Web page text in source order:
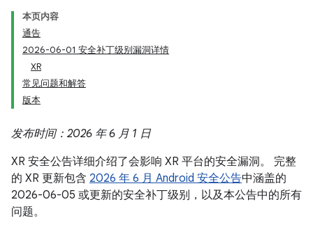
本页内容
通告
2026-06-01 安全补丁级别漏洞详情
XR
常见问题和解答
版本
发布时间：2026 年 6 月 1 日
XR 安全公告详细介绍了会影响 XR 平台的安全漏洞。 完整
的 XR 更新包含 2026 年 6 月 Android 安全公告中涵盖的
2026-06-05 或更新的安全补丁级别，以及本公告中的所有
问题。